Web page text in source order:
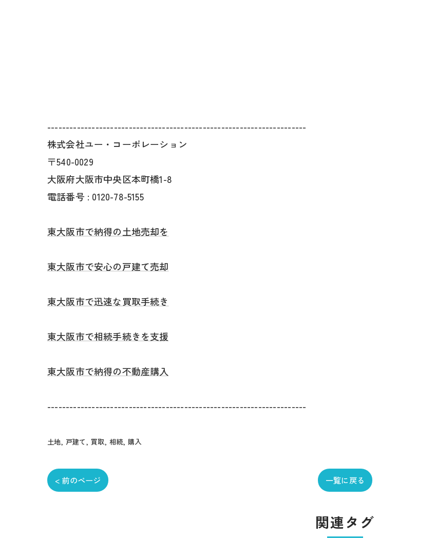
----------------------------------------------------------------------
株式会社ユー・コーポレーション
〒540-0029
大阪府大阪市中央区本町橋1-8
電話番号 : 0120-78-5155
東大阪市で納得の土地売却を
東大阪市で安心の戸建て売却
東大阪市で迅速な買取手続き
東大阪市で相続手続きを支援
東大阪市で納得の不動産購入
----------------------------------------------------------------------
土地 戸建て 買取 相続 購入
< 前のページ 一覧に戻る
関連タグ